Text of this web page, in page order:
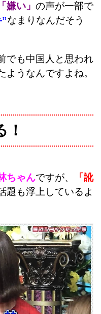
「嫌い」 の声が一部で
なまりなんだそう
でも中国人と思われ
うなんですよね。
ちゃんですが、
「訛
題も浮上しているよ